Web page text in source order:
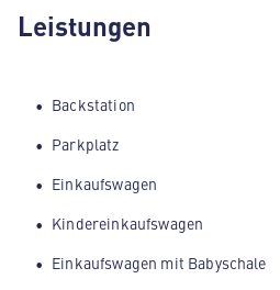
Leistungen
Backstation
Parkplatz
Einkaufswagen
Kindereinkaufswagen
Einkaufswagen mit Babyschale